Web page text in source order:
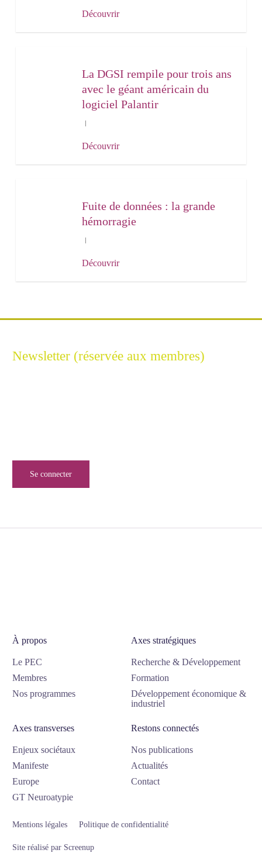
Découvrir
La DGSI rempile pour trois ans
avec le géant américain du
logiciel Palantir
Découvrir
Fuite de données : la grande
hémorragie
Découvrir
Newsletter (réservée aux membres)
Se connecter
À propos
Le PEC
Membres
Nos programmes
Axes stratégiques
Recherche & Développement
Formation
Développement économique &
industriel
Axes transverses
Enjeux sociétaux
Manifeste
Europe
GT Neuroatypie
Restons connectés
Nos publications
Actualités
Contact
Mentions légales Politique de confidentialité
Site réalisé par Screenup